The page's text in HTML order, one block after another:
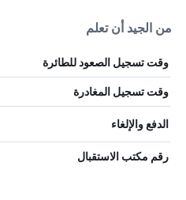
من الجيد أن تعلم
وقت تسجيل الصعود للطائرة
وقت تسجيل المغادرة
الدفع والإلغاء
رقم مكتب الاستقبال